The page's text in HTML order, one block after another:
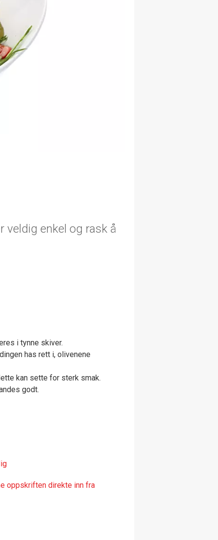
veldig enkel og rask å
i tynne skiver.
has rett i, olivenene
kan sette for sterk smak.
godt.
oppskriften direkte inn fra